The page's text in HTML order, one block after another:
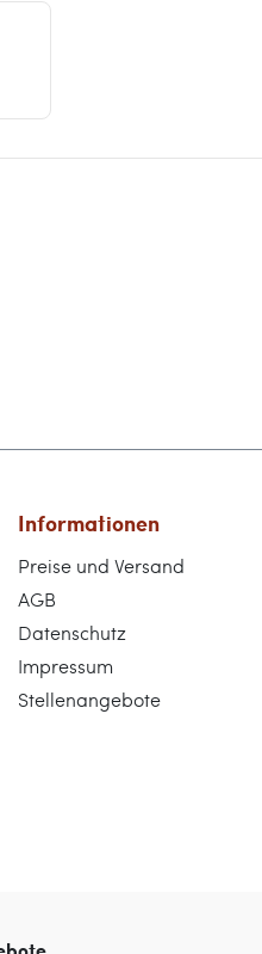
Informationen
Preise und Versand
AGB
Datenschutz
Impressum
Stellenangebote